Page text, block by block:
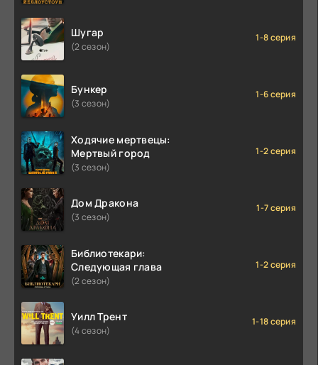
Шугар
(2 сезон)
1-8 серия
Бункер
(3 сезон)
1-6 серия
Ходячие мертвецы:
Мертвый город
(3 сезон)
1-2 серия
Дом Дракона
(3 сезон)
1-7 серия
Библиотекари:
Следующая глава
(2 сезон)
1-2 серия
Уилл Трент
(4 сезон)
1-18 серия